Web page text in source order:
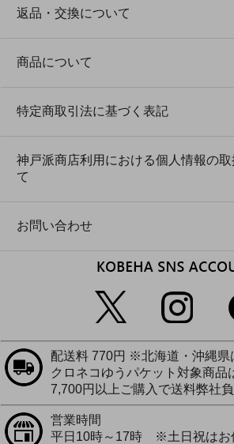
返品・交換について
商品について
特定商取引法に基づく表記
神戸派商店利用における個人情報の
て
お問い合わせ
配送料 770円 ※北海道・沖縄県
クロネコゆうパケット対象商品
7,700円以上ご購入で送料弊社
営業時間
平日10時～17時 ※土日祝はお